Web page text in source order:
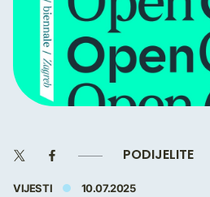
PODIJELITE
VIJESTI 10.07.2025